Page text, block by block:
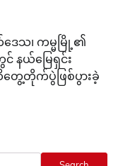
ေသ၊ ကမ္မမြို့၏
နယ်မြေရှင်း
တွေ့တိုက်ပွဲဖြစ်ပွားခဲ့